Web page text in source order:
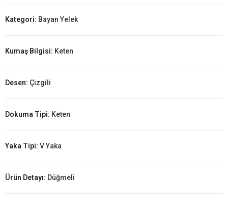
Kategori: Bayan Yelek
Kumaş Bilgisi: Keten
Desen: Çizgili
Dokuma Tipi: Keten
Yaka Tipi: V Yaka
Ürün Detayı: Düğmeli